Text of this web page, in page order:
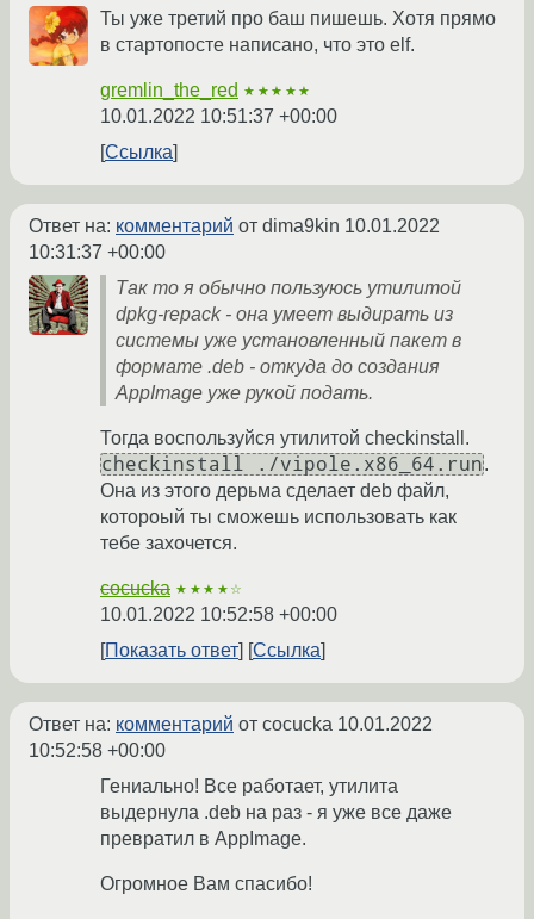
Ты уже третий про баш пишешь. Хотя прямо
в стартопосте написано, что это elf.
gremlin_the_red ★★★★★
10.01.2022 10:51:37 +00:00
Ссылка
Ответ на: комментарий от dima9kin 10.01.2022
10:31:37 +00:00
Так то я обычно пользуюсь утилитой
dpkg-repack - она умеет выдирать из
системы уже установленный пакет в
формате .deb - откуда до создания
AppImage уже рукой подать.
Тогда воспользуйся утилитой checkinstall.
checkinstall ./vipole.x86_64.run.
Она из этого дерьма сделает deb файл,
котороый ты сможешь использовать как
тебе захочется.
cocucka ★★★★☆
10.01.2022 10:52:58 +00:00
Показать ответ
Ссылка
Ответ на: комментарий от cocucka 10.01.2022
10:52:58 +00:00
Гениально! Все работает, утилита
выдернула .deb на раз - я уже все даже
превратил в AppImage.
Огромное Вам спасибо!